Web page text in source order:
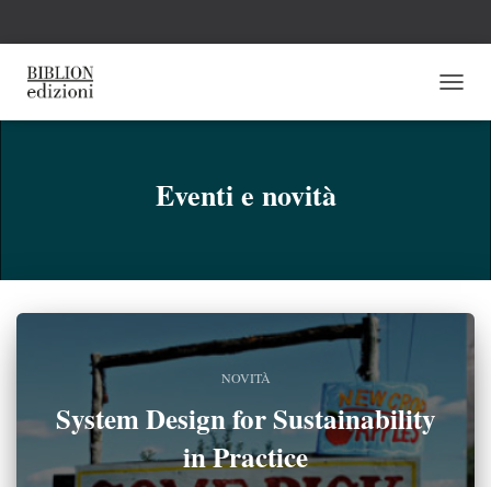
Eventi e novità
NOVITÀ
System Design for Sustainability
in Practice